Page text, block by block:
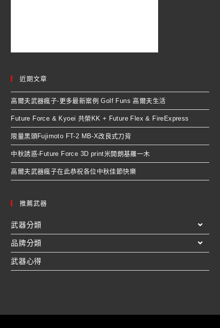
近期文章
高爾夫武器瘋子-更多最新案例 Golf Funs 高爾夫生活
Future Force & Kyoei 共榮KK + Future Flex & FireExpress
限量黑頭Fujimoto FT-2 MB-X改良式刀背
中秋誘惑-Future Force 3D print米開朗基羅一木
高爾夫武器瘋子在此恭祝各位中秋佳節快樂
推薦武器
武器分類
品牌分類
武器心得